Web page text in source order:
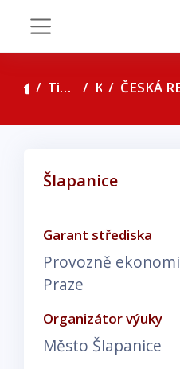
Titulní stránka Kurzy
Šlapanice
Garant střediska
Provozně
Praze
Organizátor výuky
Město Šlapanice